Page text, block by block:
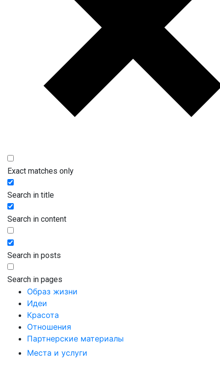
Exact matches only
Search in title
Search in content
Search in posts
Search in pages
Образ жизни
Идеи
Красота
Отношения
Партнерские материалы
Места и услуги